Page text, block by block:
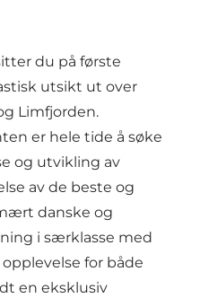
du på første
utsikt ut over
Limfjorden.
er hele tide å søke
og utvikling av
av de beste og
danske og
i særklasse med
for både
en eksklusiv